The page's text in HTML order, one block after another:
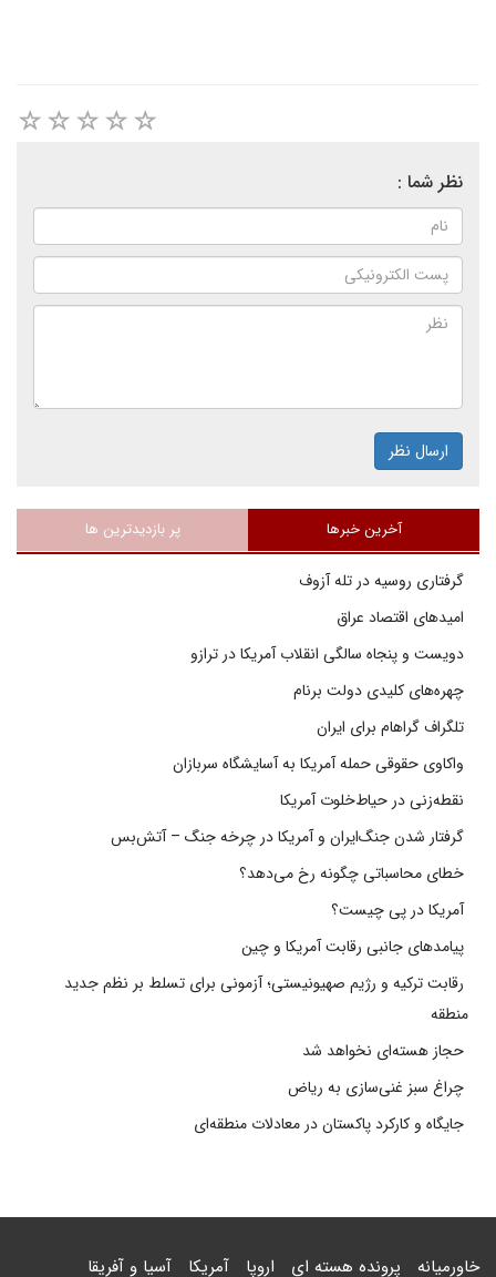
نظر شما :
ارسال نظر
آخرین خبرها پر بازدیدترین ها
گرفتاری روسیه در تله آزوف
امیدهای اقتصاد عراق
دویست و پنجاه سالگی انقلاب آمریکا در ترازو
چهره‌های کلیدی دولت برنام
تلگراف گراهام برای ایران
واکاوی حقوقی حمله آمریکا به آسایشگاه سربازان
نقطه‌زنی در حیاط‌خلوت آمریکا
گرفتار شدن جنگ‌ایران و آمریکا در چرخه جنگ – آتش‌بس
خطای محاسباتی چگونه رخ می‌دهد؟
آمریکا در پی چیست؟
پیامدهای جانبی رقابت آمریکا و چین
رقابت ترکیه و رژیم صهیونیستی؛ آزمونی برای تسلط بر نظم جدید
منطقه
حجاز هسته‌ای نخواهد شد
چراغ سبز غنی‌سازی به ریاض
جایگاه و کارکرد پاکستان در معادلات منطقه‌ای
خاورمیانه پرونده هسته ای اروپا آمریکا آسیا و آفریقا